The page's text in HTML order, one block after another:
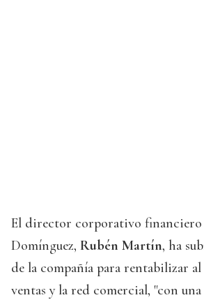
El director corporativo
Domínguez, Rubén Martín, ha
de la compañía para rentabilizar al
ventas y la red comercial, "con